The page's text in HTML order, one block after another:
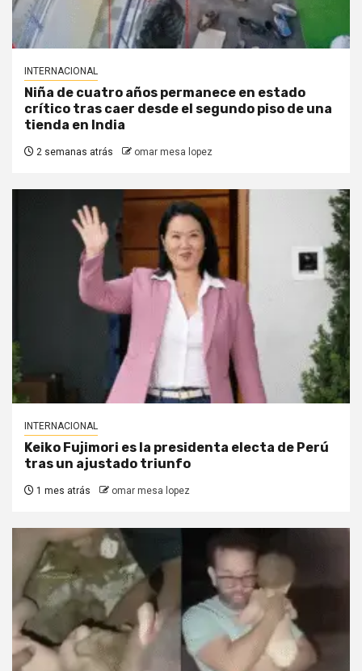
INTERNACIONAL
Niña de cuatro años permanece en estado
crítico tras caer desde el segundo piso de una
tienda en India
2 semanas atrás omar mesa lopez
INTERNACIONAL
Keiko Fujimori es la presidenta electa de Perú
tras un ajustado triunfo
1 mes atrás omar mesa lopez